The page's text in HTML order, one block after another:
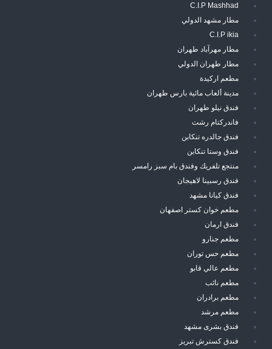
C.I.P Mashhad
مطار مشهد الدولي
C.I.P ikia
مطار مهرآباد طهران
مطار طهران الدولي
مطعم اركيدة
مدينة ألعاب مائية بارس طهران
فندق نيلو طهران
فاندركتام رشت
فندق جالدره تنكابن
فندق وستا تنكابن
منتجع تلفريك وفندق بام سبز رامسر
فندق رسبينا لاهيجان
فندق كيانا مشهد
مطعم خوان كستر اصفهان
فندق ارمان
مطعم جنارو
مطعم حس توران
مطعم عالي قابو
مطعم نائب
مطعم برادران
مطعم مرشد
فندق بشرى مشهد
فندق كسترش تبريز